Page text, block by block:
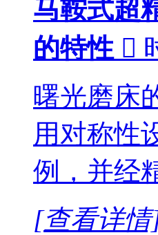
马鞍式超
的特性 
曙光磨床
用对称性
例，并经
[查看详